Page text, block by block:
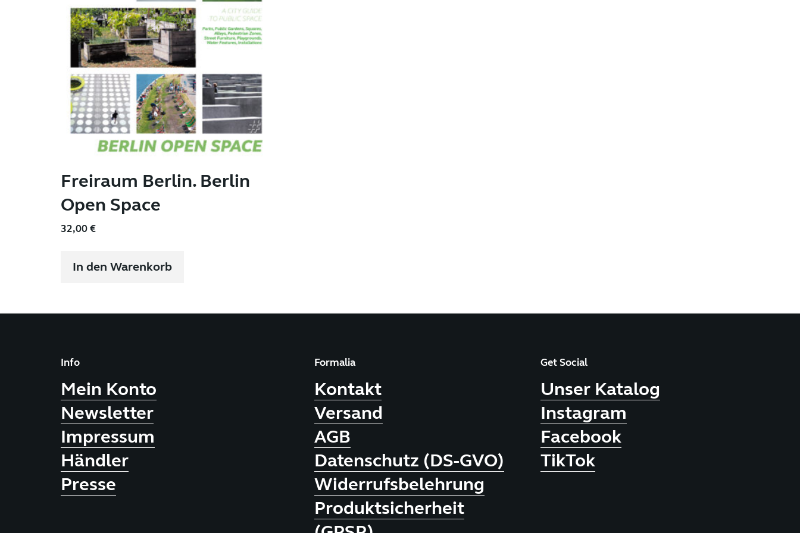
Freiraum Berlin. Berlin
Open Space
32,00€
In den Warenkorb
Info
Mein Konto
Newsletter
Impressum
Händler
Presse
Formalia
Kontakt
Versand
AGB
Datenschutz (DS-GVO)
Widerrufsbelehrung
Produktsicherheit
Get Social
Unser Katalog
Instagram
Facebook
TikTok